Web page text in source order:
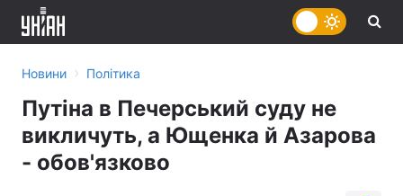
Новини › Політика
Путіна в Печерський суду не
викличуть, а Ющенка й Азарова
- обов'язково